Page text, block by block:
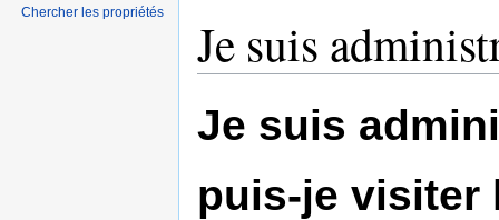
Je suis
Je suis
puis-je visiter
Chercher les propriétés